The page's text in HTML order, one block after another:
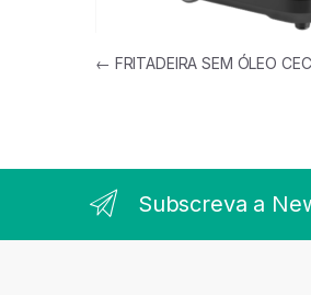
Navegação de
← FRITADEIRA SEM ÓLEO
Subscreva a